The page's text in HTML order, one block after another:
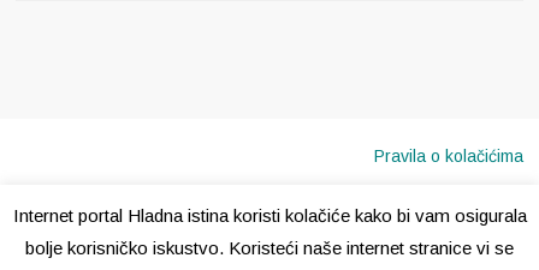
Pravila o kolačićima
Internet portal Hladna istina koristi kolačiće kako bi vam osigurala
bolje korisničko iskustvo. Koristeći naše internet stranice vi se
Copyright © 2020 · Sva prava pridržana · Hladna Istina